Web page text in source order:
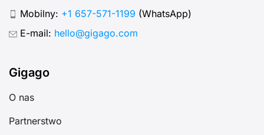
Mobilny: +1 657-571-1199 (WhatsApp)
E-mail: hello@gigago.com
Gigago
O nas
Partnerstwo